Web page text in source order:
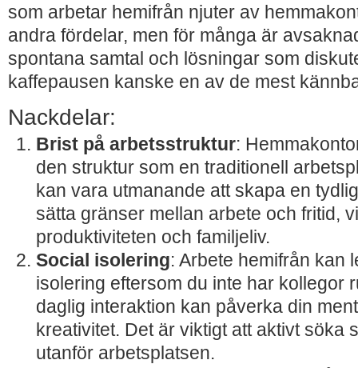
som arbetar hemifrån njuter av
andra fördelar, men för många är
spontana samtal och lösningar som
kaffepausen kanske en av de mest
Nackdelar:
Brist på arbetsstruktur:
den struktur som en traditionell
kan vara utmanande att skapa en
sätta gränser mellan arbete och fritid,
produktiviteten och familjeliv.
Social isolering: Arbete hemifrån kan
isolering eftersom du inte har kollegor
daglig interaktion kan påverka din
kreativitet. Det är viktigt att aktivt söka
utanför arbetsplatsen.